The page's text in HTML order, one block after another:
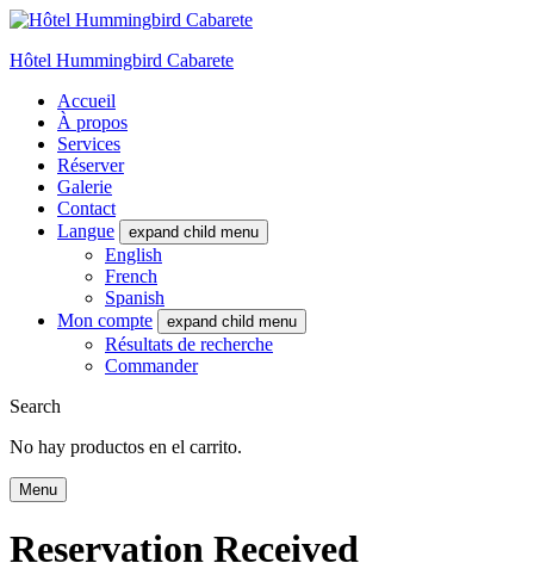
Hôtel Hummingbird Cabarete
Accueil
À propos
Services
Réserver
Galerie
Contact
Langue
expand child menu
English
French
Spanish
Mon compte
expand child menu
Résultats de recherche
Commander
Search
No hay productos en el carrito.
Menu
Reservation Received